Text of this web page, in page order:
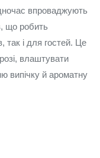
впроваджують
що робить
так і для гостей. Це
влаштувати
випічку й ароматну